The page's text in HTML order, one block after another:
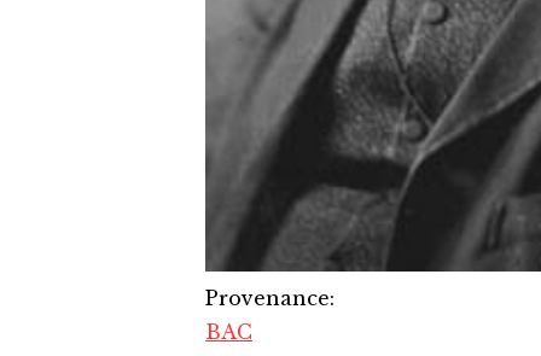
Provenance:
BAC